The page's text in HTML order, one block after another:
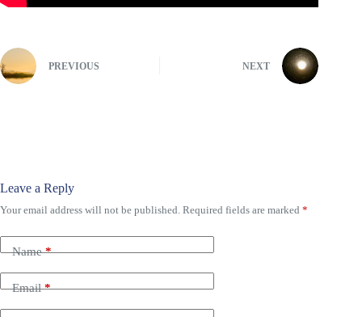
PREVIOUS NEXT
Leave a Reply
Your email address will not be published. Required fields are marked *
Name*
Email*